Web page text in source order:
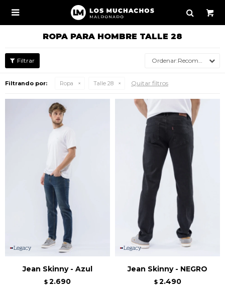

ROPA PARA HOMBRE TALLE 28
Recomendados
Filtrando por: Ropa Talle 28 Quitar filtros
Jean Skinny - Azul
$ 2.690
Jean Skinny - NEGRO
$ 2.490